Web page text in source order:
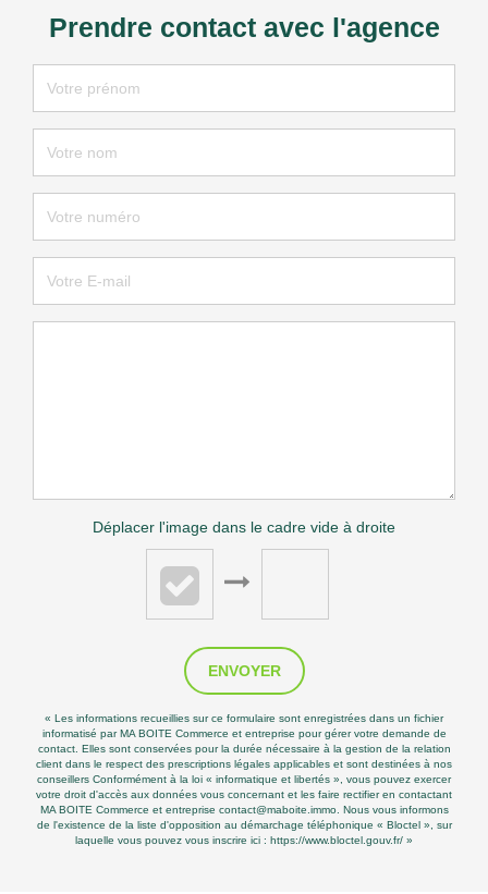
Prendre contact avec l'agence
Déplacer l'image dans le cadre vide à droite
ENVOYER
« Les informations recueillies sur ce formulaire sont enregistrées dans un fichier
informatisé par MA BOITE Commerce et entreprise pour gérer votre demande de
contact. Elles sont conservées pour la durée nécessaire à la gestion de la relation
client dans le respect des prescriptions légales applicables et sont destinées à nos
conseillers Conformément à la loi « informatique et libertés », vous pouvez exercer
votre droit d'accès aux données vous concernant et les faire rectifier en contactant
MA BOITE Commerce et entreprise contact@maboite.immo. Nous vous informons
de l'existence de la liste d'opposition au démarchage téléphonique « Bloctel », sur
laquelle vous pouvez vous inscrire ici : https://www.bloctel.gouv.fr/ »